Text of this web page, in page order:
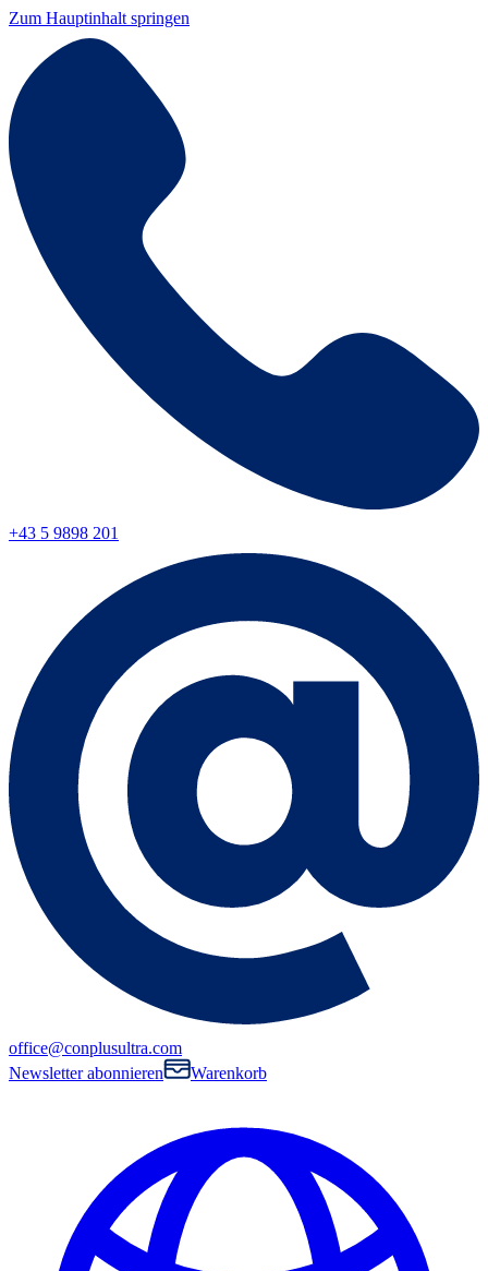
Zum Hauptinhalt springen
+43 5 9898 201
office@conplusultra.com
Newsletter abonnieren
Warenkorb